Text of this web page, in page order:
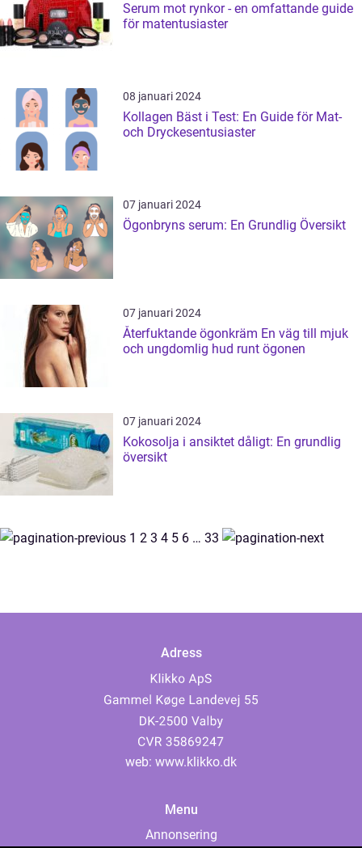
Serum mot rynkor - en omfattande guide
för matentusiaster
08 januari 2024
Kollagen Bäst i Test: En Guide för Mat-
och Dryckesentusiaster
07 januari 2024
Ögonbryns serum: En Grundlig Översikt
07 januari 2024
Återfuktande ögonkräm En väg till mjuk
och ungdomlig hud runt ögonen
07 januari 2024
Kokosolja i ansiktet dåligt: En grundlig
översikt
1 2 3 4 5 6 … 33
Adress
web: www.klikko.dk
Menu
Annonsering